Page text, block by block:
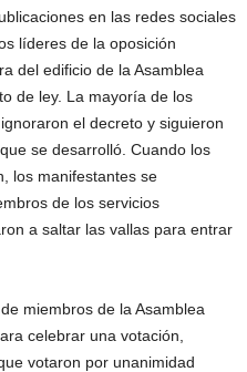
en las redes sociales
líderes de la oposición
del edificio de la Asamblea
de ley. La mayoría de los
el decreto y siguieron
se desarrolló. Cuando los
los manifestantes se
de los servicios
a saltar las vallas para entrar
miembros de la Asamblea
celebrar una votación,
votaron por unanimidad